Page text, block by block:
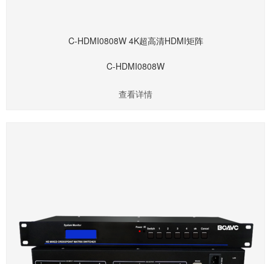
C-HDMI0808W 4K超高清HDMI矩阵
C-HDMI0808W
查看详情